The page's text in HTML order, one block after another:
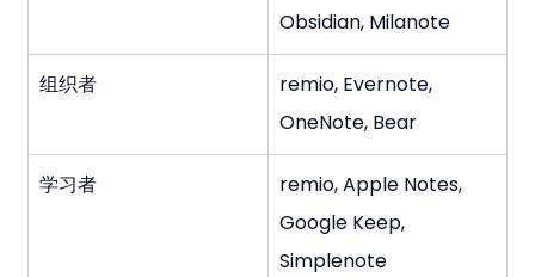
Obsidian, Milanote
组织者
remio, Evernote,
OneNote, Bear
学习者
remio, Apple Notes,
Google Keep,
Simplenote